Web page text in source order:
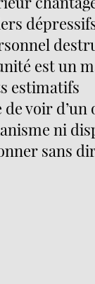
est un
estimatifs
voir
ni
sans